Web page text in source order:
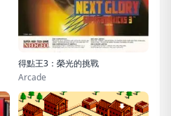
得點王3：榮光的挑戰
Arcade